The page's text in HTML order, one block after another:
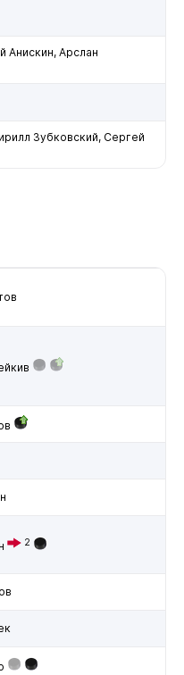
Анискин, Арслан
Зубковский, Сергей
2